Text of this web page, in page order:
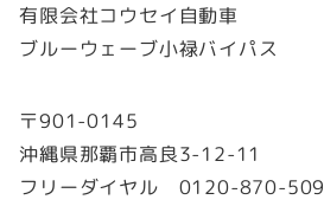
有限会社コウセイ自動車
ブルーウェーブ小禄バイパス
〒901-0145
沖縄県那覇市高良3-12-11
フリーダイヤル 0120-870-509